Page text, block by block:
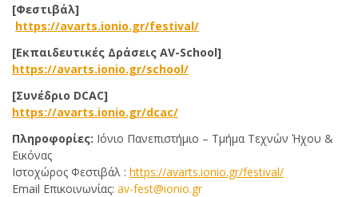
[Φεστιβάλ]
https://avarts.ionio.gr/festival/
[Εκπαιδευτικές Δράσεις AV-School]
https://avarts.ionio.gr/school/
[Συνέδριο DCAC]
https://avarts.ionio.gr/dcac/
Πληροφορίες: Ιόνιο Πανεπιστήμιο – Τμήμα Τεχνών Ήχου &
Εικόνας
Ιστοχώρος Φεστιβάλ : https://avarts.ionio.gr/festival/
Email Επικοινωνίας: av-fest@ionio.gr